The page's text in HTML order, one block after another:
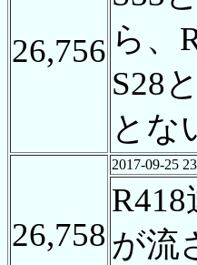
26,756 ら、
S28
とな
26,758
2017-09-25
が流